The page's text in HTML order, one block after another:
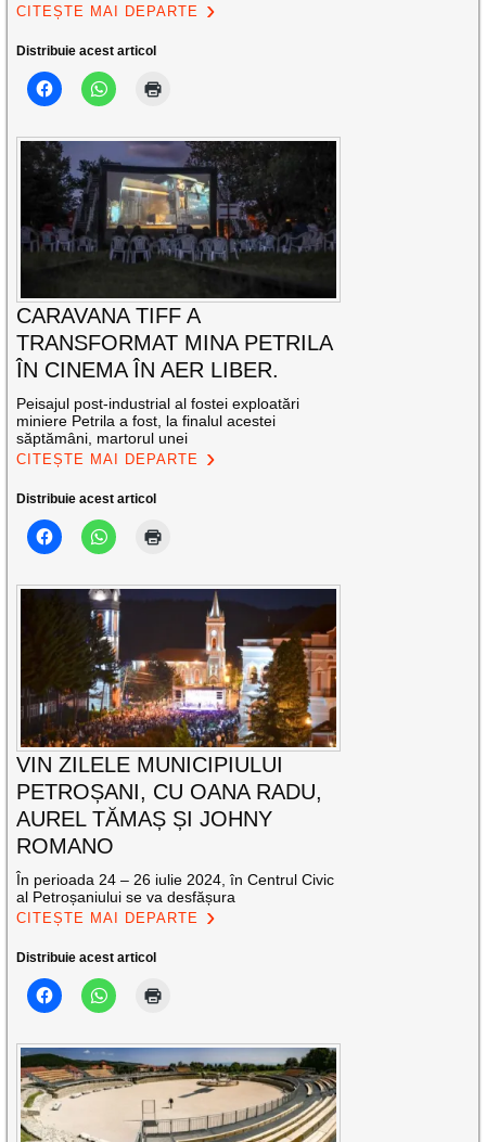
CITEȘTE MAI DEPARTE
Distribuie acest articol
CARAVANA TIFF A
TRANSFORMAT MINA PETRILA
ÎN CINEMA ÎN AER LIBER.
Peisajul post-industrial al fostei exploatări
miniere Petrila a fost, la finalul acestei
săptămâni, martorul unei
CITEȘTE MAI DEPARTE
Distribuie acest articol
VIN ZILELE MUNICIPIULUI
PETROȘANI, CU OANA RADU,
AUREL TĂMAȘ ȘI JOHNY
ROMANO
În perioada 24 – 26 iulie 2024, în Centrul Civic
al Petroșaniului se va desfășura
CITEȘTE MAI DEPARTE
Distribuie acest articol